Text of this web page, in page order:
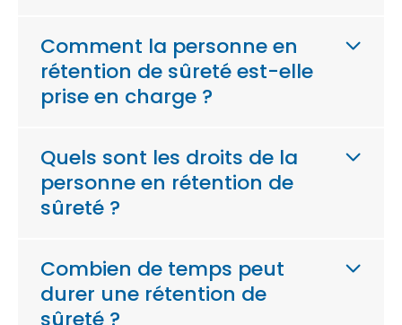
Comment la personne en
rétention de sûreté est-elle
prise en charge ?
Quels sont les droits de la
personne en rétention de
sûreté ?
Combien de temps peut
durer une rétention de
sûreté ?